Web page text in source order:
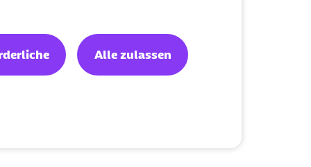
Alle zulassen